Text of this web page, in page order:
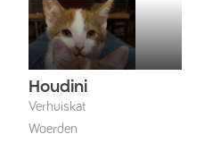
Houdini
Verhuiskat
Woerden